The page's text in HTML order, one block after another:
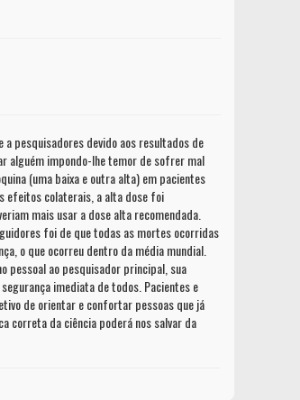
pesquisadores devido aos resultados de
alguém impondo-lhe temor de sofrer mal
(uma baixa e outra alta) em pacientes
efeitos colaterais, a alta dose foi
mais usar a dose alta recomendada.
foi de que todas as mortes ocorridas
o que ocorreu dentro da média mundial.
pessoal ao pesquisador principal, sua
imediata de todos. Pacientes e
de orientar e confortar pessoas que já
correta da ciência poderá nos salvar da